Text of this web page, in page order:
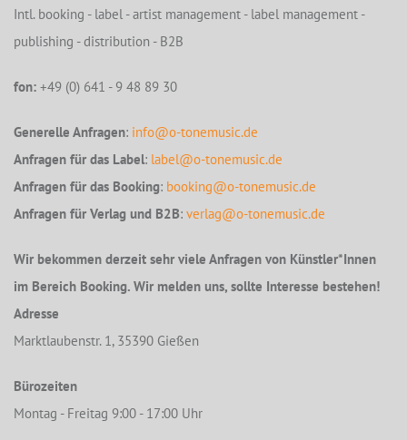
Intl. booking - label - artist management - label management -
publishing - distribution - B2B
fon: +49 (0) 641 - 9 48 89 30
Generelle Anfragen: info@o-tonemusic.de
Anfragen für das Label: label@o-tonemusic.de
Anfragen für das Booking: booking@o-tonemusic.de
Anfragen für Verlag und B2B: verlag@o-tonemusic.de
Wir bekommen derzeit sehr viele Anfragen von Künstler*Innen
im Bereich Booking. Wir melden uns, sollte Interesse bestehen!
Adresse
Marktlaubenstr. 1, 35390 Gießen
Bürozeiten
Montag - Freitag 9:00 - 17:00 Uhr